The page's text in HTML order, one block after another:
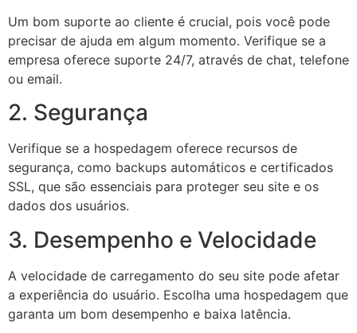
Um bom suporte ao cliente é crucial, pois você pode
precisar de ajuda em algum momento. Verifique se a
empresa oferece suporte 24/7, através de chat, telefone
ou email.
2. Segurança
Verifique se a hospedagem oferece recursos de
segurança, como backups automáticos e certificados
SSL, que são essenciais para proteger seu site e os
dados dos usuários.
3. Desempenho e Velocidade
A velocidade de carregamento do seu site pode afetar
a experiência do usuário. Escolha uma hospedagem que
garanta um bom desempenho e baixa latência.